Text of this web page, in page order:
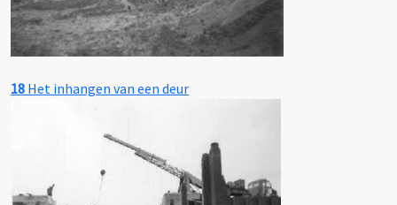
18 Het inhangen van een deur